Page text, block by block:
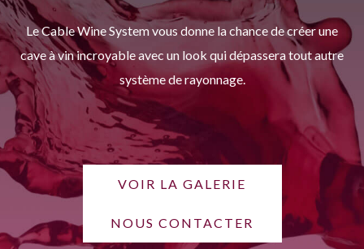
Le Cable Wine System vous donne la chance de créer une
cave à vin incroyable avec un look qui dépassera tout autre
système de rayonnage.
VOIR LA GALERIE
NOUS CONTACTER